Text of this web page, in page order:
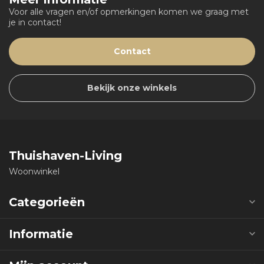
Voor alle vragen en/of opmerkingen komen we graag met
je in contact!
Contact
Bekijk onze winkels
Thuishaven-Living
Woonwinkel
Categorieën
Informatie